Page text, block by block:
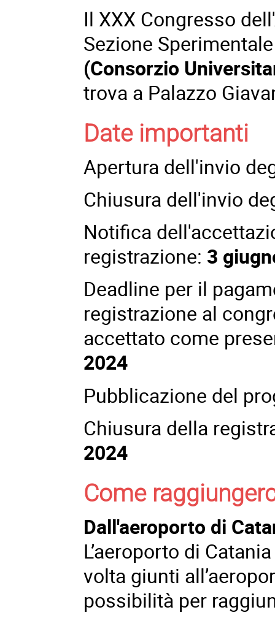
Il XXX Congresso
Sezione
(Consorzio
trova a Palazzo
Date importanti
Apertura dell'invio
Chiusura dell'invio
Notifica
registrazione: 3
Deadline per il
registrazione al
accettato come
2024
Pubblicazione del
Chiusura della
2024
Come
Dall'aeroporto di
L’aeroporto di
volta giunti
possibilità per